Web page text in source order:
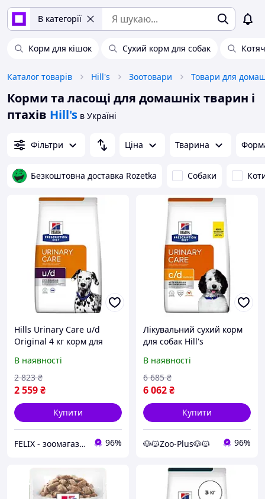
В категорії
Корм для кішок Сухий корм для собак
Каталог товарів Hill's Зоотовари
Корми та ласощі для домашніх тварин і
птахів Hill's в Україні
Фільтри Ціна Тварина
Безкоштовна доставка Rozetka Собаки
Hills Urinary Care u/d
Original 4 кг корм для
пов'язаними з
уролітіазом
В наявності
2 559₴
2 823 ₴
Купити
FELIX - зоомагазин низьких цін 96%
Лікувальний сухий корм
для собак Hill's
Urinary Care c/d Multicare
Chicken 12 кг Акція
В наявності
6 062₴
6 685 ₴
Купити
🐶🐱Zoo-Plus🐶🐱 96%